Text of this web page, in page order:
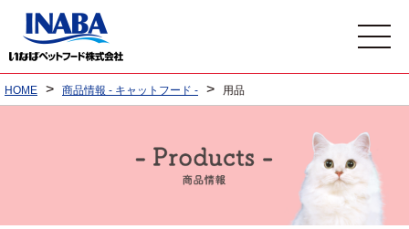
HOME > 商品情報 - キャットフード - > 用品